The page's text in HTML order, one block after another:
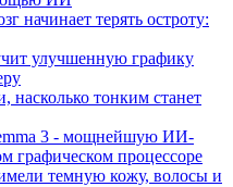
начинает терять остроту:
улучшенную графику
насколько тонким станет
3 - мощнейшую ИИ-
графическом процессоре
темную кожу, волосы и